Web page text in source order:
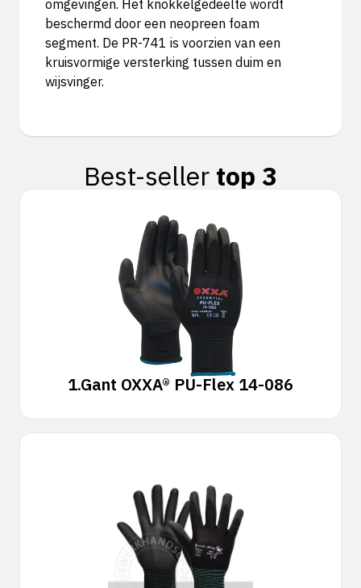
omgevingen. Het knokkelgedeelte wordt
beschermd door een neopreen foam
segment. De PR-741 is voorzien van een
kruisvormige versterking tussen duim en
wijsvinger.
Best-seller top 3
1.Gant OXXA® PU-Flex 14-086